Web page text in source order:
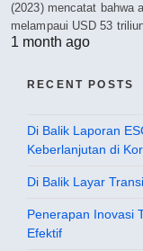
(2023) mencatat bahwa
melampaui USD 53
1 month ago
RECENT POSTS
Di Balik Laporan
Keberlanjutan di
Di Balik Layar
Penerapan Inovasi
Efektif